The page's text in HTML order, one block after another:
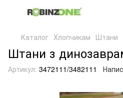
Каталог Хлопчикам Штани
Штани з
Артикул: 3472111/3482111